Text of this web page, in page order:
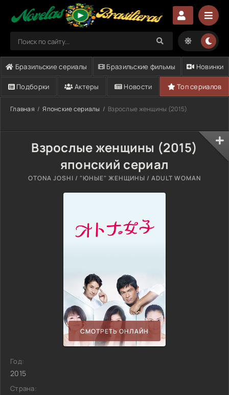
Бразильские сериалы Бразильские фильмы Новинки
Подборки Актеры Новости Топ сериалов
Главная Японские сериалы Взрослые женщины (2015)
Взрослые женщины (2015)
японский сериал
OTONA JOSHI / "ЮНЫЕ" ЖЕНЩИНЫ / ADULT WOMAN
СМОТРЕТЬ ОНЛАЙН
Год:
2015
Страна: